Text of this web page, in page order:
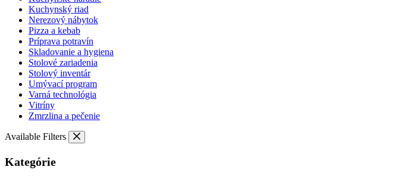
Kuchynský riad
Nerezový nábytok
Pizza a kebab
Príprava potravín
Skladovanie a hygiena
Stolové zariadenia
Stolový inventár
Umývací program
Varná technológia
Vitríny
Zmrzlina a pečenie
Available Filters
Kategórie